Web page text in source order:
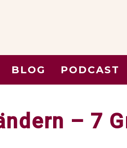
BLOG PODCAST
– 7